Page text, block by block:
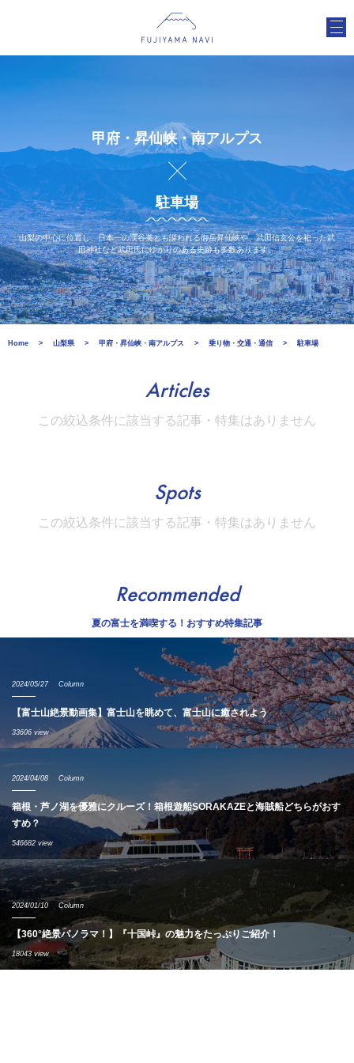
甲府・昇仙峡・南アルプス
駐車場
山梨の中心に位置し、日本一の渓谷美とも謳われる御岳昇仙峡や、武田信玄公を祀った武
田神社など武田氏にゆかりのある史跡も多数あります。
Home 山梨県 甲府・昇仙峡・南アルプス 乗り物・交通・通信 駐車場
Articles
この絞込条件に該当する記事・特集はありません
Spots
この絞込条件に該当する記事・特集はありません
Recommended
夏の富士を満喫する！おすすめ特集記事
2024/05/27 Column
【富士山絶景動画集】富士山を眺めて、富士山に癒されよう
33606 view
2024/04/08 Column
箱根・芦ノ湖を優雅にクルーズ！箱根遊船SORAKAZEと海賊船どちらがおす
すめ？
546682 view
2024/01/10 Column
【360°絶景パノラマ！】『十国峠』の魅力をたっぷりご紹介！
18043 view